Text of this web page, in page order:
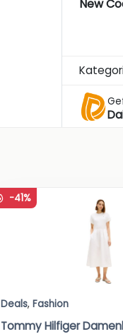
New
-41%
Deals, Fashion
Tommy Hilfiger